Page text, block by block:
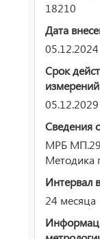
18210
Дата
05.12.2024
Срок
измерений
05.12.2029
Сведения
МРБ
Методика
Интервал
24 месяца